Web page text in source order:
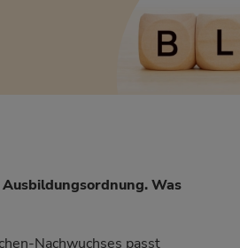
Was
Nachwuchses passt